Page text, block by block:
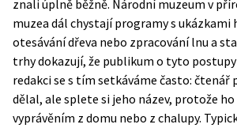
znali úplně běžně. Národní muzeum v
muzea dál chystají programy s ukázkami
otesávání dřeva nebo zpracování lnu a
trhy dokazují, že publikum o tyto
redakci se s tím setkáváme často: čtenář
dělal, ale splete si jeho název, protože ho
vyprávěním z domu nebo z chalupy.